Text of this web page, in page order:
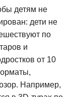
детям не
дети не
по
и
от 10
Например,